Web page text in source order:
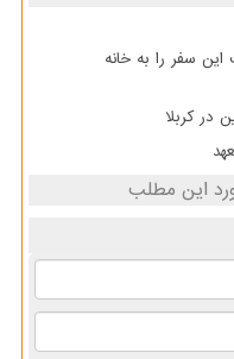
سفر را به خانه
در کربلا
این مطلب